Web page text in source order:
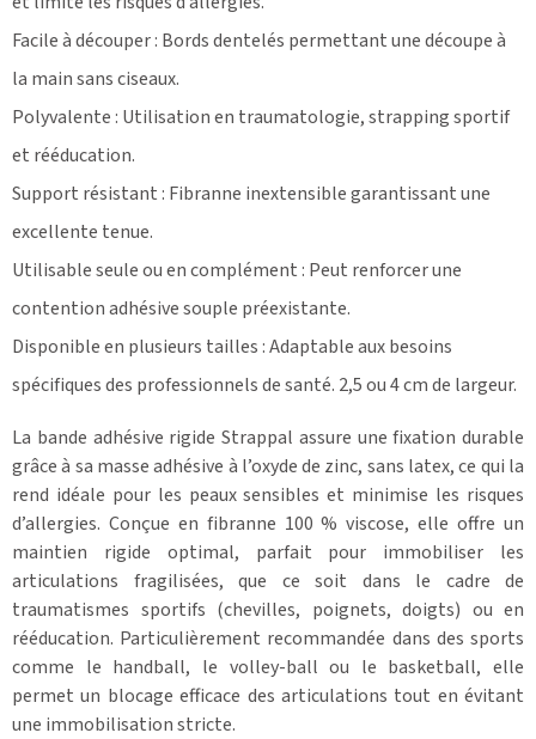
Facile à découper : Bords dentelés permettant une découpe à
la main sans ciseaux.
Polyvalente : Utilisation en traumatologie, strapping sportif
et rééducation.
Support résistant : Fibranne inextensible garantissant une
excellente tenue.
Utilisable seule ou en complément : Peut renforcer une
contention adhésive souple préexistante.
Disponible en plusieurs tailles : Adaptable aux besoins
spécifiques des professionnels de santé. 2,5 ou 4 cm de largeur.
La bande adhésive rigide Strappal assure une fixation durable
grâce à sa masse adhésive à l’oxyde de zinc, sans latex, ce qui la
rend idéale pour les peaux sensibles et minimise les risques
d’allergies. Conçue en fibranne 100 % viscose, elle offre un
maintien rigide optimal, parfait pour immobiliser les
articulations fragilisées, que ce soit dans le cadre de
traumatismes sportifs (chevilles, poignets, doigts) ou en
rééducation. Particulièrement recommandée dans des sports
comme le handball, le volley-ball ou le basketball, elle
permet un blocage efficace des articulations tout en évitant
une immobilisation stricte.